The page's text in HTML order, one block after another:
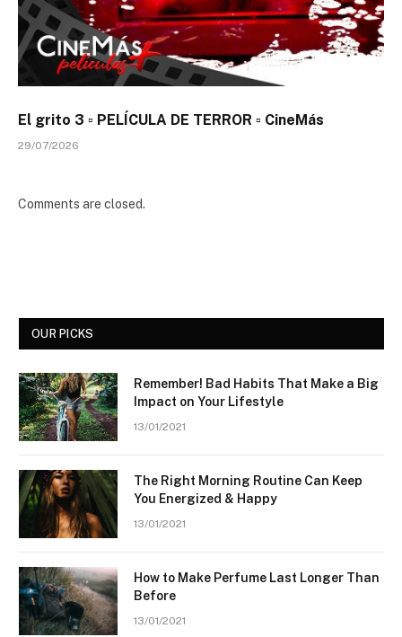
El grito 3 ▫️ PELÍCULA DE TERROR ▫️ CineMás
29/07/2026
Comments are closed.
OUR PICKS
Remember! Bad Habits That Make a Big
Impact on Your Lifestyle
13/01/2021
The Right Morning Routine Can Keep
You Energized & Happy
13/01/2021
How to Make Perfume Last Longer Than
Before
13/01/2021